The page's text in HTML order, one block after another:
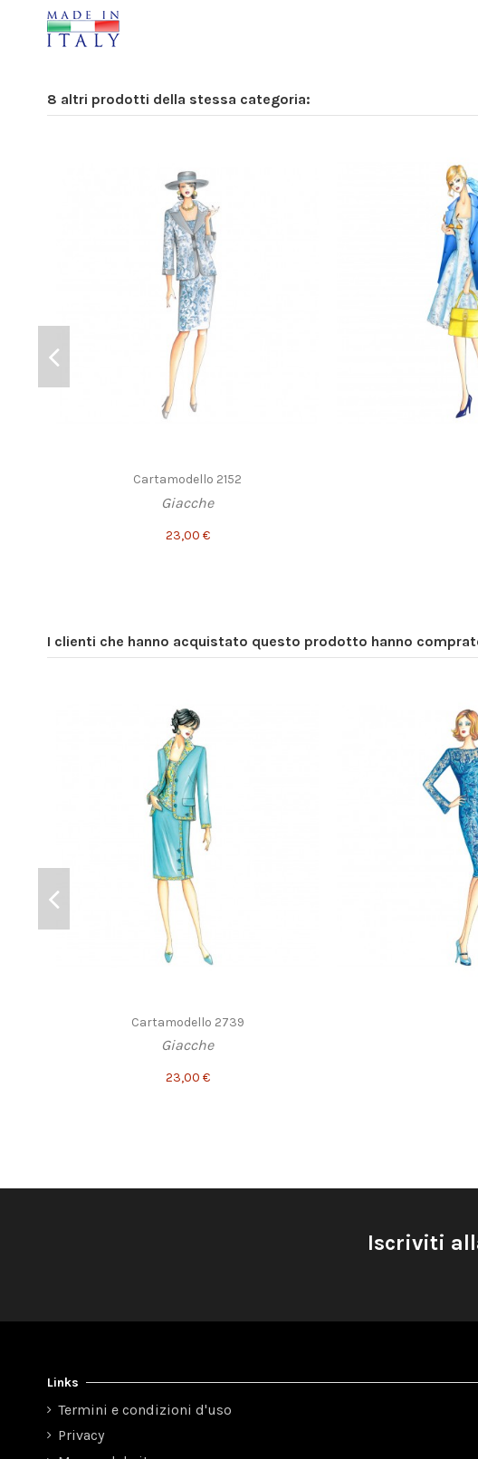
8 altri prodotti della stessa categoria:
Cartamodello 2152
Giacche
23,00 €
I clienti che hanno acquistato questo prodotto hanno
Cartamodello 2739
Giacche
23,00 €
Iscriviti
Links
Termini e condizioni d'uso
Privacy